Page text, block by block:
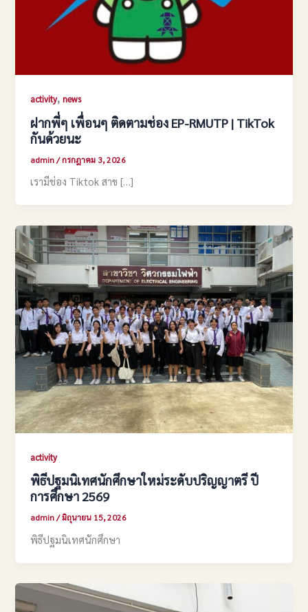
activity,news
ฝากพี่ๆ เพื่อนๆ ติดตามช่อง EP-RMUTP | TikTok
กันด้วยนะ
admin/กรกฎาคม 3, 2026
เรามีช่อง Tiktok สาข […]
activity
พิธีปฐมนิเทศนักศึกษาใหม่ระดับปริญญาตรี ปี
การศึกษา 2569
admin/มิถุนายน 15, 2026
พิธีปฐมนิเทศนักศึกษา